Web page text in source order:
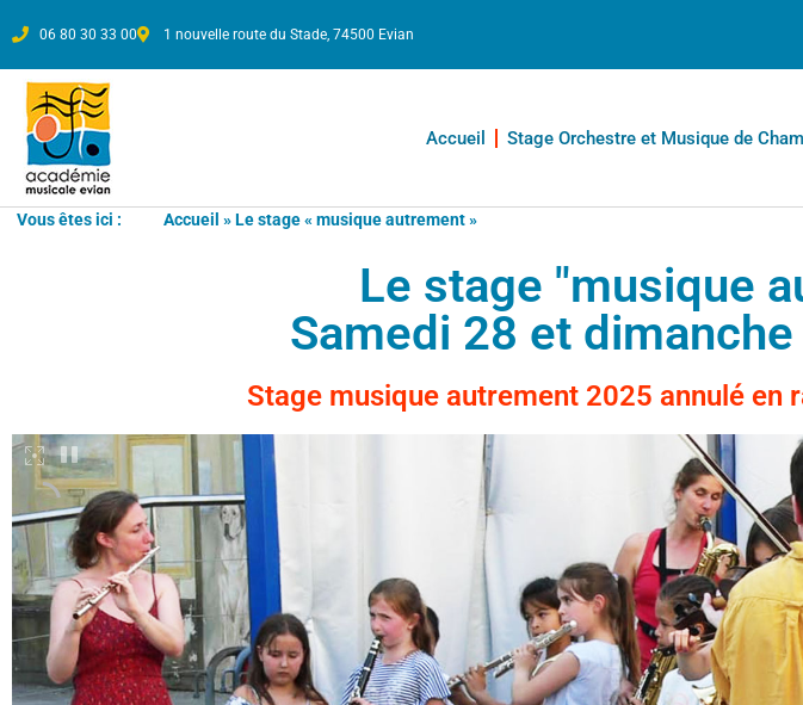
06 80 30 33 00 1 nouvelle route du Stade, 74500 Evian
Accueil Stage Orchestre et Musique de
Vous êtes ici : Accueil »Le stage « musique autrement »
Le stage "musique
Samedi 28 et
Stage musique autrement 2025 annulé